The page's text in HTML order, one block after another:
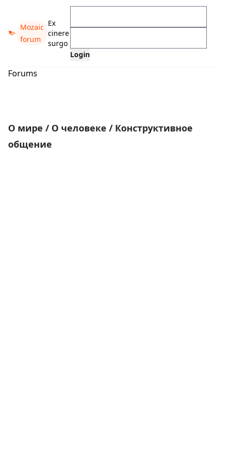
Mozaic
forum
Ex
cinere
surgo
Forums
О мире / О человеке / Конструктивное
общение